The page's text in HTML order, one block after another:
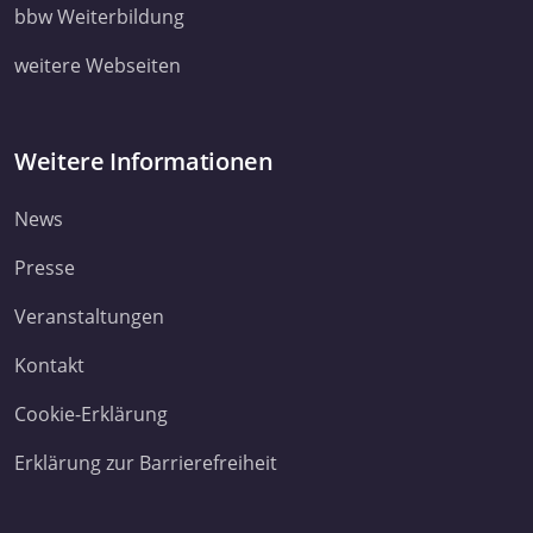
ihnen bereitgestellt haben oder die sie im Rahmen Ihrer
Cookies, wenn Sie unsere Webseite weiterhin nutzen.
bbw Weiterbildung
weitere Webseiten
Weitere Informationen
News
Presse
Veranstaltungen
Kontakt
Cookie-Erklärung
Erklärung zur Barrierefreiheit